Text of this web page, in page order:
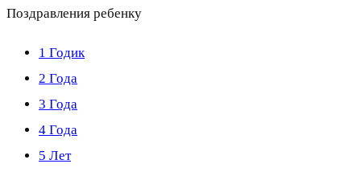
Поздравления ребенку
1 Годик
2 Года
3 Года
4 Года
5 Лет